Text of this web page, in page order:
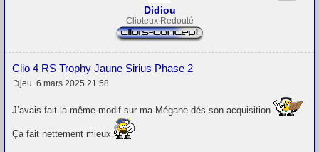
Didiou
Clioteux Redouté
Clio 4 RS Trophy Jaune Sirius Phase 2
M
s
a
jeu. 6 mars 2025 21:58
J’avais fait la même modif sur ma Mégane dés son acquisition
Ça fait nettement mieux